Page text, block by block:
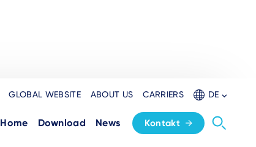
GLOBAL WEBSITE ABOUT US CARRIERS DE
Home Download News Kontakt